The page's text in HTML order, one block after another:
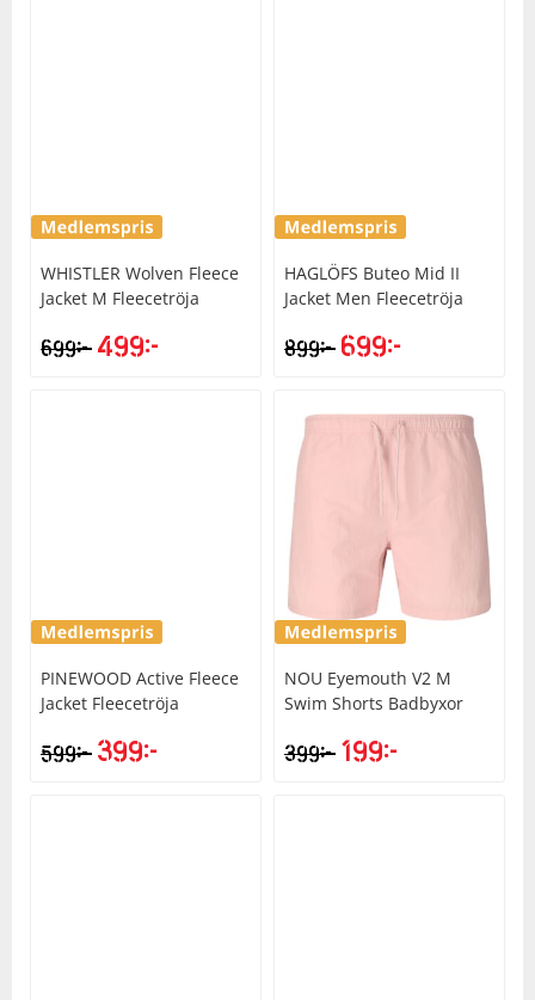
WHISTLER Wolven Fleece
Jacket M Fleecetröja
699kr 499kr
HAGLÖFS Buteo Mid II
Jacket Men Fleecetröja
899kr 699kr
PINEWOOD Active Fleece
Jacket Fleecetröja
599kr 399kr
NOU Eyemouth V2 M
Swim Shorts Badbyxor
399kr 199kr